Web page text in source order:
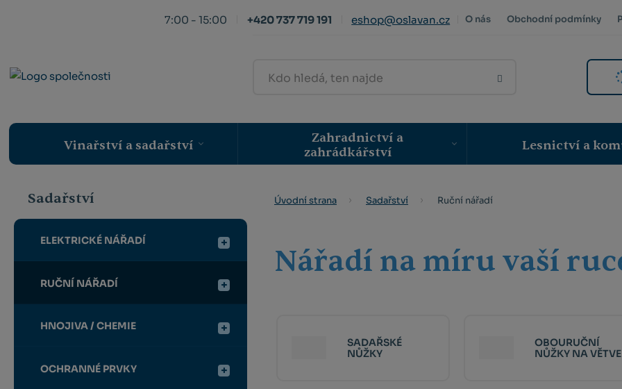
7:00 - 15:00 +420 737 719 191 eshop@oslavan.cz O nás Obchodní podmínky
hledá,
Vinařství a sadařství
Zahradnictví a
zahrádkářství
Lesnictví a
Úvodní strana Sadařství Ruční nářadí
Nářadí na míru vaší
SADAŘSKÉ
NŮŽKY
OBOURUČNÍ
NŮŽKY NA VĚTVE
Sadařství
ELEKTRICKÉ NÁŘADÍ
RUČNÍ NÁŘADÍ
HNOJIVA / CHEMIE
OCHRANNÉ PRVKY